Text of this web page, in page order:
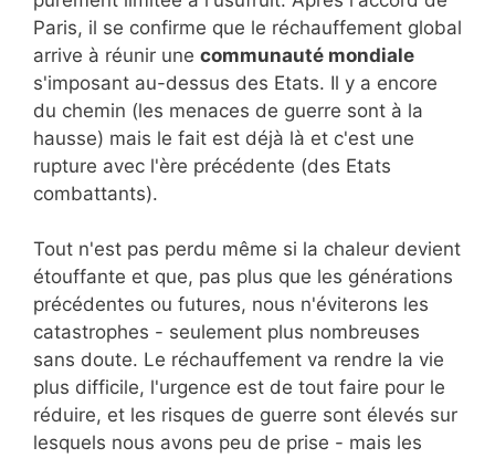
Paris, il se confirme que le réchauffement global
arrive à réunir une communauté mondiale
s'imposant au-dessus des Etats. Il y a encore
du chemin (les menaces de guerre sont à la
hausse) mais le fait est déjà là et c'est une
rupture avec l'ère précédente (des Etats
combattants).
Tout n'est pas perdu même si la chaleur devient
étouffante et que, pas plus que les générations
précédentes ou futures, nous n'éviterons les
catastrophes - seulement plus nombreuses
sans doute. Le réchauffement va rendre la vie
plus difficile, l'urgence est de tout faire pour le
réduire, et les risques de guerre sont élevés sur
lesquels nous avons peu de prise - mais les